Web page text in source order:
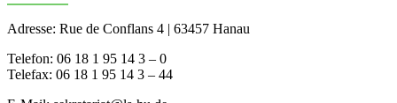
Adresse: Rue de Conflans 4 | 63457 Hanau
Telefon: 06 18 1 95 14 3 – 0
Telefax: 06 18 1 95 14 3 – 44